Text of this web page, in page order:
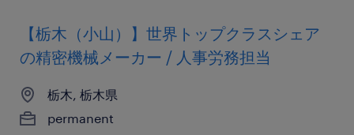
【栃木（小山）】世界トップクラスシェア
の精密機械メーカー / 人事労務担当
栃木, 栃木県
permanent